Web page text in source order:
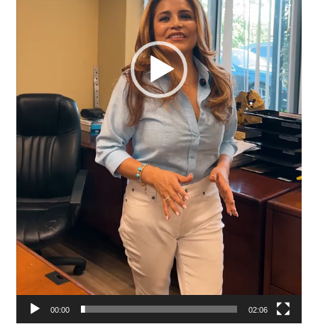
00:00 02:06